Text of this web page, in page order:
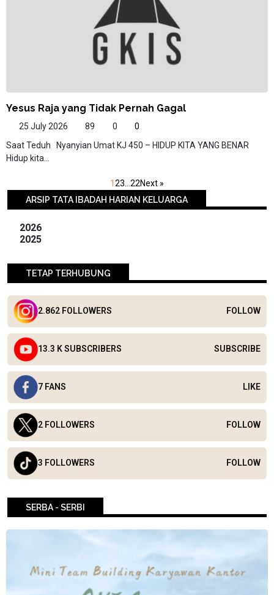
Yesus Raja yang Tidak Pernah Gagal
25 July 2026 89 0
0
Saat Teduh Nyanyian Umat KJ 450 – HIDUP KITA YANG BENAR
Hidup kita...
1 23 22Next »
ARSIP TATA IBADAH HARIAN KELUARGA
2026
2025
TETAP TERHUBUNG
2.862 FOLLOWERS FOLLOW
13.3 K SUBSCRIBERS SUBSCRIBE
7 FANS LIKE
2 FOLLOWERS FOLLOW
3 FOLLOWERS FOLLOW
SERBA - SERBI